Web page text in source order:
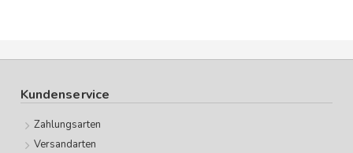
Kundenservice
Zahlungsarten
Versandarten